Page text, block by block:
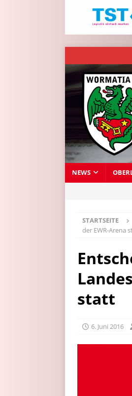
NEWS
STARTSEITE
der EWR-Arena
statt
6. Juni 2016